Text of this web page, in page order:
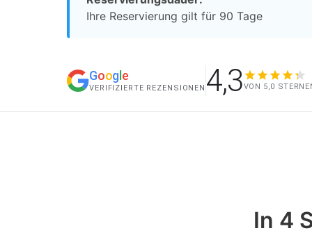
Ihre Reservierung gilt für 90 Tage
Goog e
VERIFIZIERTE REZENSIONEN 4,3VON 5,0
In 4